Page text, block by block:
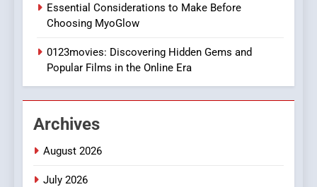
1
Execution and Integration
BUSINESS
Essential Considerations to Make Before
Choosing MyoGlow
0123movies: Discovering Hidden Gems and
Popular Films in the Online Era
Archives
August 2026
July 2026